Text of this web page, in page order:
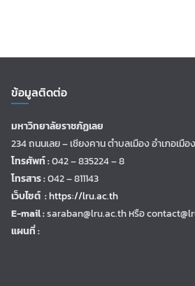
ข้อมูลติดต่อ
มหาวิทยาลัยราชภัฏเลย
234 ถนนเลย – เชียงคาน ตำบลเมือง อำเภอเมื
โทรศัพท์ :042 – 835224 – 8
โทรสาร :042 – 811143
เว็บไซต์ :https://lru.ac.th
E-mail :saraban@lru.ac.thหรือ
แผนที่ :